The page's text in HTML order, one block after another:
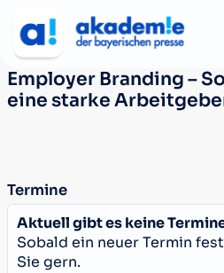
Employer Branding –
eine starke
Termine
Aktuell gibt es keine
Sobald ein neuer Termin
Sie gern.